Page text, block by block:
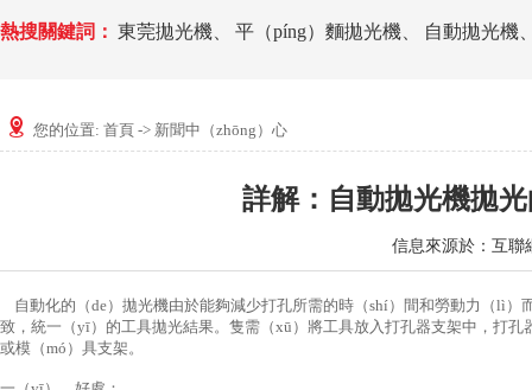
熱搜關鍵詞： 東莞拋光機 平（píng）麵拋光機 自動拋光機
您的位置: 首頁 -> 新聞中（zhōng）心
詳解：自動拋光機拋
信息來源於：互聯
自動化的（de）拋光機由於能夠減少打孔所需的時（shí）間和勞動力（lì
致，統一（yī）的工具拋光結果。隻需（xū）將工具放入打孔器支架中，打
或模（mó）具支架。